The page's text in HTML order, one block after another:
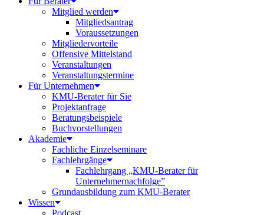
Mitglied werden
Mitgliedsantrag
Voraussetzungen
Mitgliedervorteile
Offensive Mittelstand
Veranstaltungen
Veranstaltungstermine
Für Unternehmen
KMU-Berater für Sie
Projektanfrage
Beratungsbeispiele
Buchvorstellungen
Akademie
Fachliche Einzelseminare
Fachlehrgänge
Fachlehrgang „KMU-Berater für
Unternehmernachfolge”
Grundausbildung zum KMU-Berater
Wissen
Podcast